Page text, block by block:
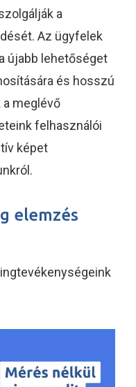
a
Az ügyfelek
újabb lehetőséget
és hosszú
meglévő
felhasználói
képet
elemzés